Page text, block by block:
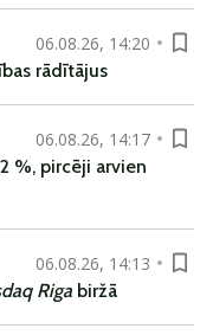
06.08.26, 14:20
rādītājus
06.08.26, 14:17
%, pircēji arvien
06.08.26, 14:13
Riga biržā